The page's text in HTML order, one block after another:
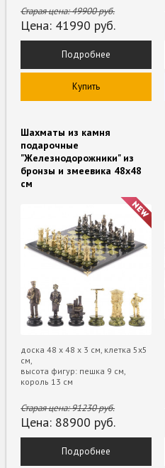
Старая цена:49900руб.
Цена: 41990 руб.
Подробнее
Купить
Шахматы из камня
подарочные
"Железнодорожники" из
бронзы и змеевика 48х48
см
доска 48 х 48 х 3 см, клетка 5х5
см,
высота фигур: пешка 9 см,
король 13 см
Старая цена:91230руб.
Цена: 88900 руб.
Подробнее